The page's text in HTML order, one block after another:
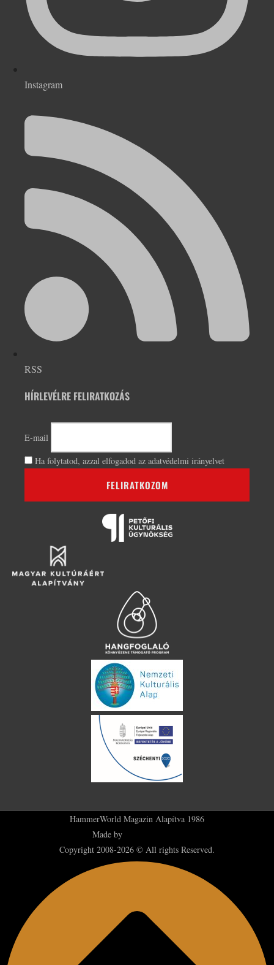
Instagram
RSS
HÍRLEVÉLRE FELIRATKOZÁS
E-mail
Ha folytatod, azzal elfogadod az adatvédelmi irányelvet
HammerWorld Magazin Alapítva 1986
Made by
Copyright 2008-2026 © All rights Reserved.